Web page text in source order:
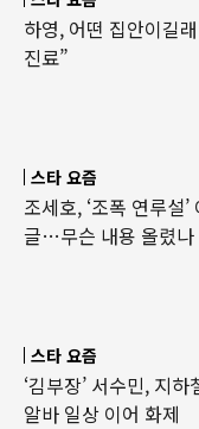
하영, 어떤 집안이길
진료”
스타 요즘
조세호, ‘조폭 연루설
글…무슨 내용 올렸나
스타 요즘
‘김부장’ 서수민, 지
알바 일상 이어 화제